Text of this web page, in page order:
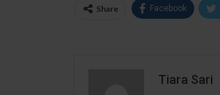
Share Facebook
Tiara Sari